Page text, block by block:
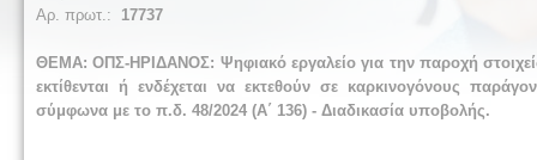
Αρ. πρωτ.: 17737
ΘΕΜΑ: ΟΠΣ-ΗΡΙΔΑΝΟΣ: Ψηφιακό εργαλείο για την παροχή
εκτίθενται ή ενδέχεται να εκτεθούν σε καρκινογόνους
σύμφωνα με το π.δ. 48/2024 (Α΄ 136) - Διαδικασία υποβολής.